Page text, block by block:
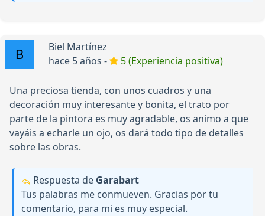
Biel Martínez
hace 5 años -
5 (Experiencia positiva)
Una preciosa tienda, con unos cuadros y una
decoración muy interesante y bonita, el trato por
parte de la pintora es muy agradable, os animo a que
vayáis a echarle un ojo, os dará todo tipo de detalles
sobre las obras.
Respuesta de Garabart
Tus palabras me conmueven. Gracias por tu
comentario, para mi es muy especial.